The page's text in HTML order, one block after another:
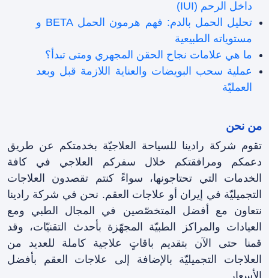
داخل الرحم (IUI)
تحليل الحمل بالدم: فهم هرمون الحمل BETA و
مستوياته الطبيعية
ما هي علامات نجاح الحقن المجهري ومتى تبدأ؟
عملية سحب البويضات والعناية اللازمة قبل وبعد
العمليّة
من نحن
تقوم شركة رادينا للسياحة العلاجيّة بخدمتكم عن طريق
دعمكم ومرافقتکم خلال سفرکم العلاجي في كافة
الخدمات التي تحتاجونها، سواءً كنتم تقصدون العلاجات
التجميليّة في إيران أو علاجات العقم. نحن في شركة رادينا
نتعاون مع أفضل المتخصّصين في المجال الطبي ومع
العيادات والمراكز الطبيّة المجهّزة بأحدث التقنيّات، وقد
قمنا حتى الآن بتقديم باقاتٍ علاجية كاملة للعديد من
العلاجات التجميليّة بالإضافة إلى علاجات العقم بأفضل
الأسعار.